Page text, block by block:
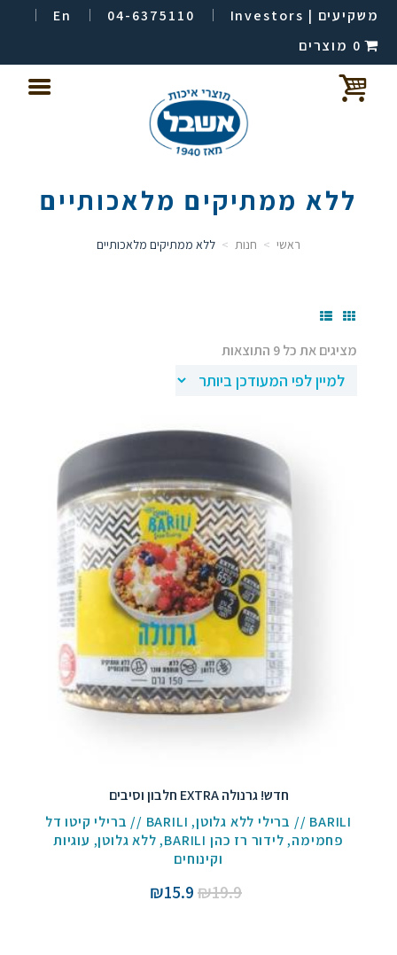
משקיעים | Investors 04-6375110
En
0 מוצרים
ללא ממתיקים מלאכותיים
ראשי חנות ללא ממתיקים מלאכותיים
מציגים את כל ⁦9⁩ התוצאות
ממוין
הפריט
חדש! גרנולה EXTRA חלבון וסיבים
BARILI // ברילי ללא גלוטן
,
BARILI // ברילי קיטו דל
פחמימה,לידור רז כהן BARILI ,ללא גלוטן, עוגיות
וקינוחים
₪19.9
המחיר
₪15.9